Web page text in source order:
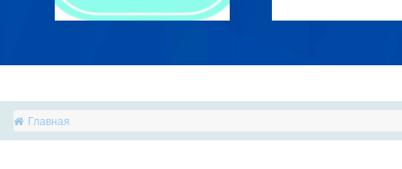
Главная